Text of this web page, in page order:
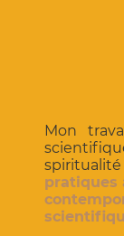
Mon
pratiques